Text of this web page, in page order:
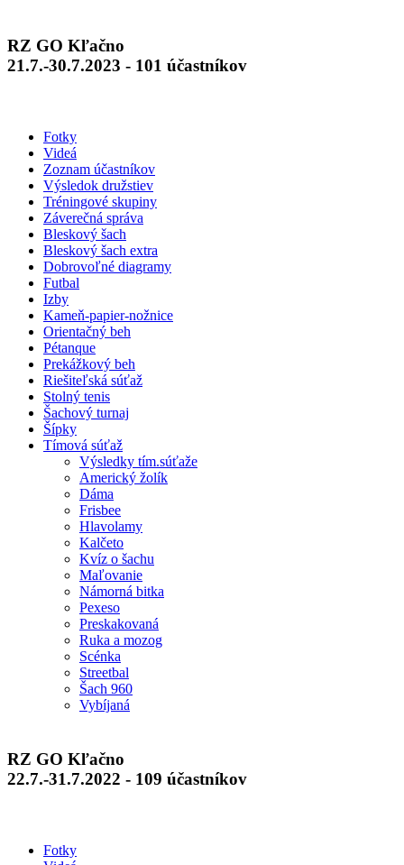
RZ GO Kľačno
21.7.-30.7.2023 - 101 účastníkov
Fotky
Videá
Zoznam účastníkov
Výsledok družstiev
Tréningové skupiny
Záverečná správa
Bleskový šach
Bleskový šach extra
Dobrovoľné diagramy
Futbal
Izby
Kameň-papier-nožnice
Orientačný beh
Pétanque
Prekážkový beh
Riešiteľská súťaž
Stolný tenis
Šachový turnaj
Šípky
Tímová súťaž
Výsledky tím.súťaže
Americký žolík
Dáma
Frisbee
Hlavolamy
Kalčeto
Kvíz o šachu
Maľovanie
Námorná bitka
Pexeso
Preskakovaná
Ruka a mozog
Scénka
Streetbal
Šach 960
Vybíjaná
RZ GO Kľačno
22.7.-31.7.2022 - 109 účastníkov
Fotky